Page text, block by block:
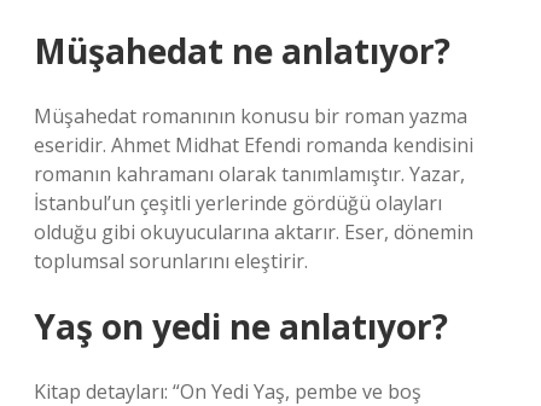
Müşahedat ne anlatıyor?
Müşahedat romanının konusu bir roman yazma
eseridir. Ahmet Midhat Efendi romanda kendisini
romanın kahramanı olarak tanımlamıştır. Yazar,
İstanbul’un çeşitli yerlerinde gördüğü olayları
olduğu gibi okuyucularına aktarır. Eser, dönemin
toplumsal sorunlarını eleştirir.
Yaş on yedi ne anlatıyor?
Kitap detayları: “On Yedi Yaş, pembe ve boş